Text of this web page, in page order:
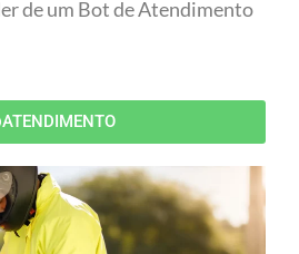
de um Bot de Atendimento
ATENDIMENTO